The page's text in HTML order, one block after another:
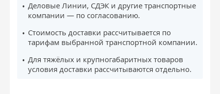
Деловые Линии, СДЭК и другие транспортные
компании — по согласованию.
Стоимость доставки рассчитывается по
тарифам выбранной транспортной компании.
Для тяжёлых и крупногабаритных товаров
условия доставки рассчитываются отдельно.